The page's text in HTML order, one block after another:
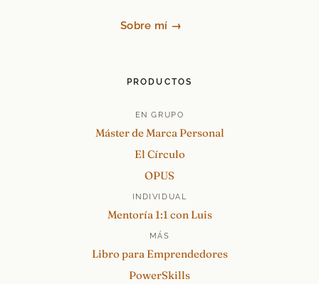
Sobre mí →
PRODUCTOS
EN GRUPO
Máster de Marca Personal
El Círculo
OPUS
INDIVIDUAL
Mentoría 1:1 con Luis
MÁS
Libro para Emprendedores
PowerSkills